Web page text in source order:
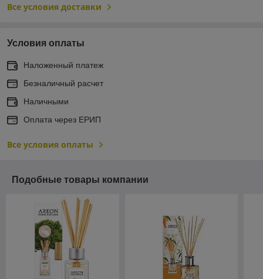
Все условия доставки
Условия оплаты
Наложенный платеж
Безналичный расчет
Наличными
Оплата через ЕРИП
Все условия оплаты
Подобные товары компании